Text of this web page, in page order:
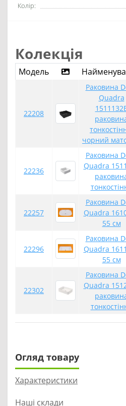
Колір:
Колекція
Модель
22208
Раковина
Quadra
чорний
22236
Раковина
Quadra
22257
Раковина
Quadra
55 см
22296
Раковина
Quadra
55 см
22302
Раковина
Quadra
Огляд товару
Характеристики
Наші склади